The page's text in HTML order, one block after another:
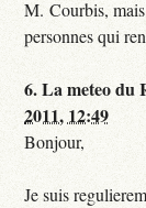
M. Courbis,
personnes qui
6.La meteo du
2011, 12:49
Bonjour,
Je suis